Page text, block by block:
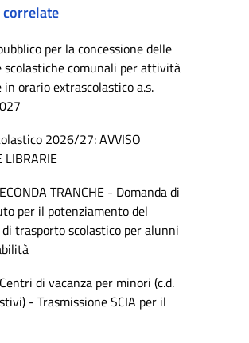
correlate
per la concessione delle
scolastiche comunali per attività
orario extrascolastico a.s.
2026/27: AVVISO
LIBRARIE
TRANCHE - Domanda di
per il potenziamento del
trasporto scolastico per alunni
di vacanza per minori (c.d.
- Trasmissione SCIA per il